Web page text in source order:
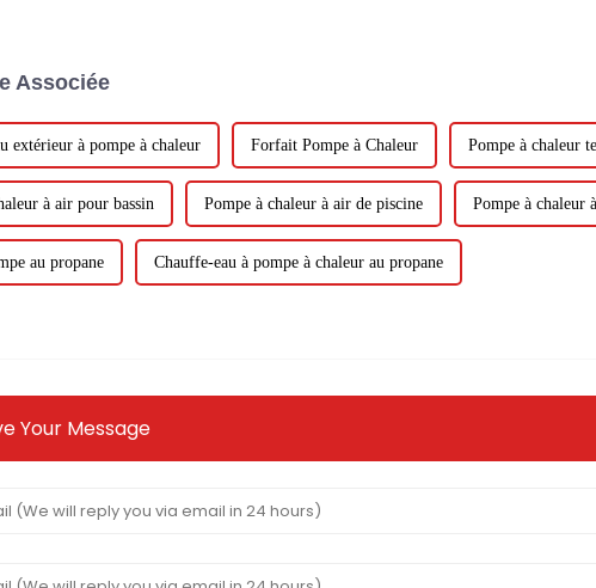
Associée
extérieur à pompe à chaleur Forfait Pompe à Chaleur Pompe à chaleur
à air pour bassin Pompe à chaleur à air de piscine Pompe à chaleur
au propane Chauffe-eau à pompe à chaleur au propane
Your Message